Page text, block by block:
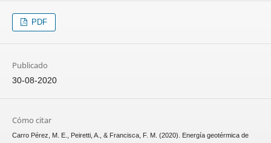
PDF
Publicado
30-08-2020
Cómo citar
Carro Pérez, M. E., Peiretti, A., & Francisca, F. M. (2020). Energía geotérmica de